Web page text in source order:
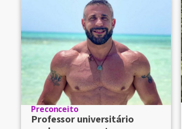
Preconceito
Professor universitário